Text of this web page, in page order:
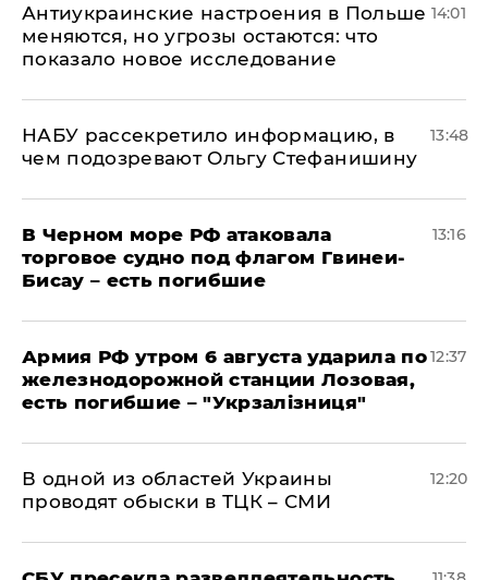
Антиукраинские настроения в Польше
меняются, но угрозы остаются: что
показало новое исследование
14:01
НАБУ рассекретило информацию, в
чем подозревают Ольгу Стефанишину
13:48
В Черном море РФ атаковала
торговое судно под флагом Гвинеи-
Бисау – есть погибшие
13:16
Армия РФ утром 6 августа ударила по
железнодорожной станции Лозовая,
есть погибшие – "Укрзалізниця"
12:37
В одной из областей Украины
проводят обыски в ТЦК – СМИ
12:20